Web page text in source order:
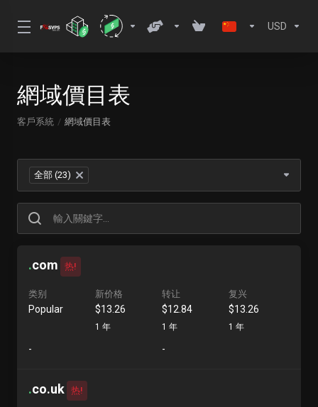
USD
網域價目表
客戶系統 網域價目表
全部 (23) ×
.com 热!
类别
Popular
新价格
$13.26
1 年
转让
$12.84
1 年
复兴
$13.26
1 年
- -
.co.uk 热!